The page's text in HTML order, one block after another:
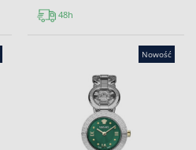
48h
Nowość